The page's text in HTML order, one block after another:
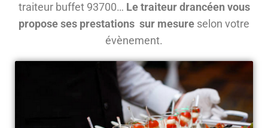
traiteur buffet 93700… Le traiteur drancéen vous
propose ses prestations sur mesure selon votre
évènement.